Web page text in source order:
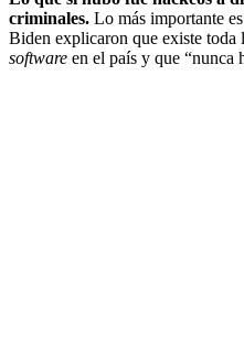
criminales. Lo más importante
Biden explicaron que existe toda
software en el país y que “nunca